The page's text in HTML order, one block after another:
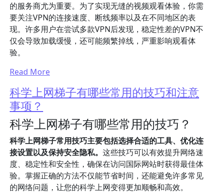
的服务商尤为重要。为了实现无缝的视频观看体验，你需
要关注VPN的连接速度、断线频率以及在不同地区的表
现。许多用户在尝试多款VPN后发现，稳定性差的VPN不
仅会导致加载缓慢，还可能频繁掉线，严重影响观看体
验。
Read More
科学上网梯子有哪些常用的技巧和注意
事项？
科学上网梯子有哪些常用的技巧？
科学上网梯子常用技巧主要包括选择合适的工具、优化连
接设置以及保持安全隐私。 这些技巧可以有效提升网络速
度、稳定性和安全性，确保在访问国际网站时获得最佳体
验。掌握正确的方法不仅能节省时间，还能避免许多常见
的网络问题，让您的科学上网变得更加顺畅和高效。